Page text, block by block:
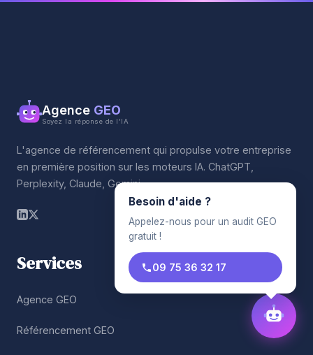
Agence GEO
Soyez la réponse de l'IA
L'agence de référencement qui propulse votre entreprise
en première position sur les moteurs IA. ChatGPT,
Perplexity, Claude, Gemini.
Services
Agence GEO
Référencement GEO
Besoin d'aide ?
Appelez-nous pour un audit GEO
gratuit !
09 75 36 32 17